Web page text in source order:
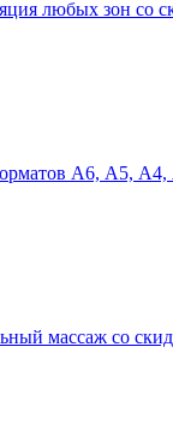
любых зон со
А6, А5, А4,
массаж со